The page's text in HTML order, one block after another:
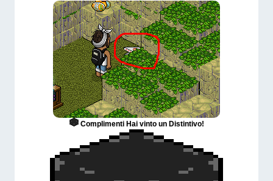
Complimenti Hai vinto un Distintivo!